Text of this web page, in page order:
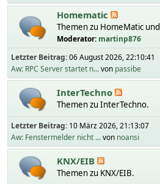
Homematic
Themen zu HomeMatic
Moderator: martinp876
Letzter Beitrag:06 August 2026, 22:10:41
Aw: RPC Server startet n...von passibe
InterTechno
Themen zu InterTechno.
Letzter Beitrag: 10 März 2026, 21:13:07
Aw: Fenstermelder nicht ...von noansi
KNX/EIB
Themen zu KNX/EIB.